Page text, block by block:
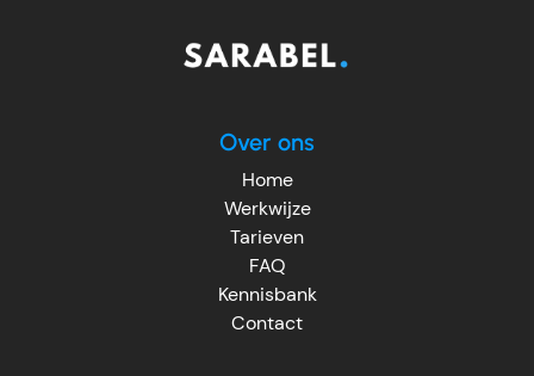
Over ons
Home
Werkwijze
Tarieven
FAQ
Kennisbank
Contact